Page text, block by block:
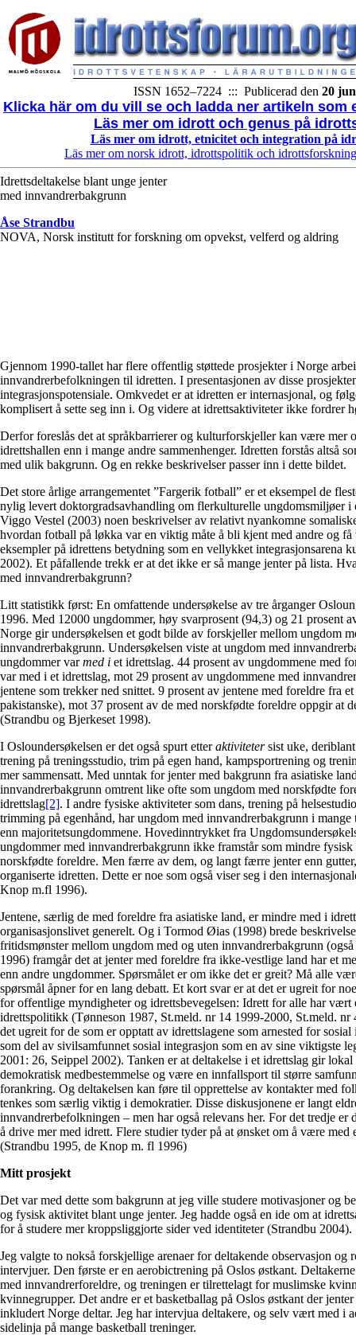
ISSN 1652–7224 ::: Publicerad den 20
Klicka här om du vill se och ladda ner artikeln
Läs mer om idrott och genus på
Läs mer om idrott, etnicitet och integration på
Läs mer om norsk idrott, idrottspolitik och
Idrettsdeltakelse blant unge jenter
med innvandrerbakgrunn
Åse Strandbu
NOVA, Norsk institutt for forskning om opvekst, velferd og aldring
Gjennom 1990-tallet har flere offentlig støttede prosjekter i Norge
innvandrerbefolkningen til idretten. I presentasjonen av disse
integrasjonspotensiale. Omkvedet er at idretten er internasjonal, og
komplisert å sette seg inn i. Og videre at idrettsaktiviteter ikke fordrer
Derfor foreslås det at språkbarrierer og kultur­forskjeller kan være mer
idrettshallen enn i mange andre sammenhenger. Idretten forstås altså
med ulik bakgrunn. Og en rekke beskrivelser passer inn i dette bildet.
Det store årlige arrangementet ”Fargerik fotball” er et eksempel de
nylig levert doktorgradsavhandling om flerkulturelle ungdomsmiljøer i
Viggo Vestel (2003) noen beskrivelser av relativt nyankomne
hvordan fotball på løkka var en viktig måte å bli kjent med andre og få
eksempler på idrettens betydning som en vellykket integrasjonsarena
2002). Et påfallende trekk er at det ikke er så mange jenter på lista.
med innvandrerbakgrunn?
Litt statistikk først: En omfattende undersøkelse av tre årganger
1996. Med 12000 ungdommer, høy svarprosent (94,3) og 21 prosent
Norge gir undersøkelsen et godt bilde av forskjeller mellom ungdom
innvandrerbakgrunn. Undersøkelsen viste at ungdom med
ungdommer varmed i et idrettslag. 44 prosent av ungdommene med
var med i et idrettslag, mot 29 prosent av ungdommene med
jentene som trekker ned snittet. 9 prosent av jentene med foreldre fra
pakistanske), mot 37 prosent av de med norskfødte foreldre oppgir at
(Strandbu og Bjerkeset 1998).
I Osloundersøkelsen er det også spurt etteraktivitetersist uke,
trening på treningsstudio, trim på egen hand, kampsportrening og
mer sammensatt. Med unntak for jenter med bakgrunn fra asiatiske
innvandrerbakgrunn omtrent like ofte som ungdom med norskfødte
idrettslag[2]. I andre fysiske aktiviteter som dans, trening på
trimming på egenhånd, har ungdom med innvandrerbakgrunn i
enn majoritetsungdommene. Hovedinntrykket fra
ungdommer med innvandrerbakgrunn ikke framstår som mindre
norskfødte foreldre. Men færre av dem, og langt færre jenter enn
organiserte idretten. Dette er noe som også viser seg i den
Knop m.fl 1996).
Jentene, særlig de med foreldre fra asiatiske land, er mindre med i
organisasjonslivet generelt. Og i Tormod Øias (1998) brede
fritidsmønster mellom ungdom med og uten innvandrerbakgrunn
1996) framgår det at jenter med foreldre fra ikke-vestlige land har et
enn andre ungdommer. Spørsmålet er om ikke det er greit? Må alle
spørsmål åpner for en lang debatt. Et kort svar er at det er ugreit for
for offentlige myndigheter og idrettsbevegelsen: Idrett for alle har
idrettspolitikk (Tønneson 1987, St.meld. nr 14 1999-2000, St.meld. nr
det ugreit for de som er opptatt av idrettslagene som arnested for
som del av sivilsamfunnet sosial integrasjon som en av sine viktigste
2001: 26, Seippel 2002). Tanken er at deltakelse i et idrettslag gir
demokratisk medbestemmelse og være en innfallsport til større
forankring. Og deltakelsen kan føre til opprettelse av kontakter med
tenkes som særlig viktig i demokratier. Disse diskusjonene er langt
innvandrerbefolkningen – men har også relevans her. For det tredje er
å drive mer med idrett. Flere studier tyder på at ønsket om å være med
(Strandbu 1995, de Knop m. fl 1996)
Mitt prosjekt
Det var med dette som bakgrunn at jeg ville studere motivasjoner og
og fysisk aktivitet blant unge jenter. Jeg hadde også en ide om at
for å studere mer kroppsliggjorte sider ved identiteter (Strandbu 2004).
Jeg valgte to nokså forskjellige arenaer for deltakende observasjon
intervjuer. Den første er en aerobictrening på Oslos østkant.
med innvandrerforeldre, og treningen er tilrettelagt for muslimske
kvinnegrupper. Det andre er et basketballag på Oslos østkant der
inkludert Norge deltar. Jeg har intervjua deltakere, og selv vært med i
sidelinja på mange basketball treninger.